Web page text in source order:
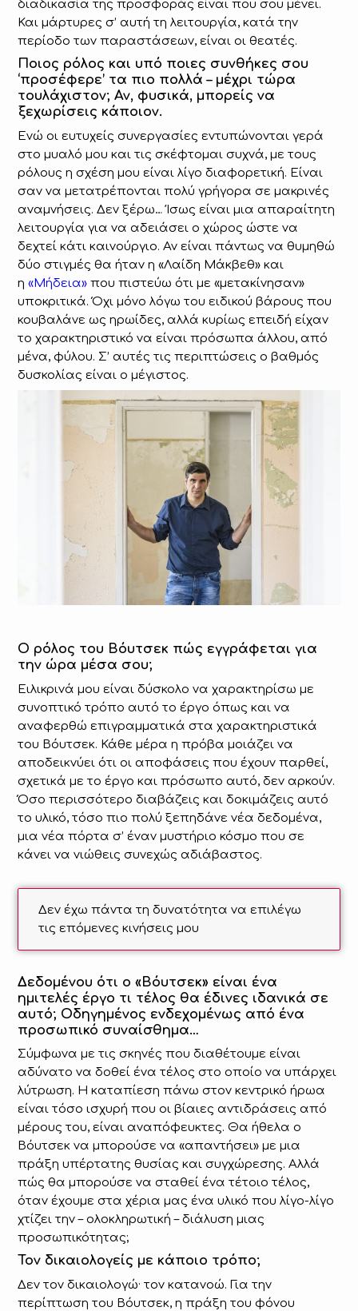
διαδικασία της προσφοράς είναι που σου μένει.
Και μάρτυρες σ’ αυτή τη λειτουργία, κατά την
περίοδο των παραστάσεων, είναι οι θεατές.
Ποιος ρόλος και υπό ποιες συνθήκες σου
‘προσέφερε’ τα πιο πολλά – μέχρι τώρα
τουλάχιστον; Αν, φυσικά, μπορείς να
ξεχωρίσεις κάποιον.
Ενώ οι ευτυχείς συνεργασίες εντυπώνονται γερά
στο μυαλό μου και τις σκέφτομαι συχνά, με τους
ρόλους η σχέση μου είναι λίγο διαφορετική. Είναι
σαν να μετατρέπονται πολύ γρήγορα σε μακρινές
αναμνήσεις. Δεν ξέρω… Ίσως είναι μια απαραίτητη
λειτουργία για να αδειάσει ο χώρος ώστε να
δεχτεί κάτι καινούργιο. Αν είναι πάντως να θυμηθώ
δύο στιγμές θα ήταν η «Λαίδη Μάκβεθ» και
η«Μήδεια» που πιστεύω ότι με «μετακίνησαν»
υποκριτικά. Όχι μόνο λόγω του ειδικού βάρους που
κουβαλάνε ως ηρωίδες, αλλά κυρίως επειδή είχαν
το χαρακτηριστικό να είναι πρόσωπα άλλου, από
μένα, φύλου. Σ’ αυτές τις περιπτώσεις ο βαθμός
δυσκολίας είναι ο μέγιστος.
Ο ρόλος του Βόυτσεκ πώς εγγράφεται για
την ώρα μέσα σου;
Ειλικρινά μου είναι δύσκολο να χαρακτηρίσω με
συνοπτικό τρόπο αυτό το έργο όπως και να
αναφερθώ επιγραμματικά στα χαρακτηριστικά
του Βόυτσεκ. Κάθε μέρα η πρόβα μοιάζει να
αποδεικνύει ότι οι αποφάσεις που έχουν παρθεί,
σχετικά με το έργο και πρόσωπο αυτό, δεν αρκούν.
Όσο περισσότερο διαβάζεις και δοκιμάζεις αυτό
το υλικό, τόσο πιο πολύ ξεπηδάνε νέα δεδομένα,
μια νέα πόρτα σ’ έναν μυστήριο κόσμο που σε
κάνει να νιώθεις συνεχώς αδιάβαστος.
Δεν έχω πάντα τη δυνατότητα να επιλέγω
τις επόμενες κινήσεις μου
Δεδομένου ότι ο «Βόυτσεκ» είναι ένα
ημιτελές έργο τι τέλος θα έδινες ιδανικά σε
αυτό; Οδηγημένος ενδεχομένως από ένα
προσωπικό συναίσθημα…
Σύμφωνα με τις σκηνές που διαθέτουμε είναι
αδύνατο να δοθεί ένα τέλος στο οποίο να υπάρχει
λύτρωση. Η καταπίεση πάνω στον κεντρικό ήρωα
είναι τόσο ισχυρή που οι βίαιες αντιδράσεις από
μέρους του, είναι αναπόφευκτες. Θα ήθελα ο
Βόυτσεκ να μπορούσε να «απαντήσει» με μια
πράξη υπέρτατης θυσίας και συγχώρεσης. Αλλά
πώς θα μπορούσε να σταθεί ένα τέτοιο τέλος,
όταν έχουμε στα χέρια μας ένα υλικό που λίγο-λίγο
χτίζει την – ολοκληρωτική – διάλυση μιας
προσωπικότητας;
Τον δικαιολογείς με κάποιο τρόπο;
Δεν τον δικαιολογώ· τον κατανοώ. Για την
περίπτωση του Βόυτσεκ, η πράξη του φόνου